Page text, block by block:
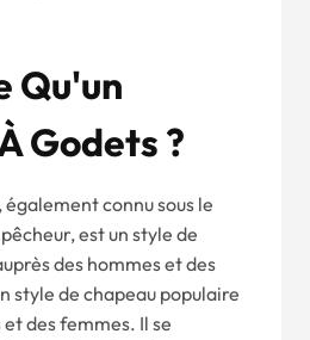
Qu'un
Godets ?
connu sous le
est un style de
des hommes et des
style de chapeau populaire
des femmes. Il se